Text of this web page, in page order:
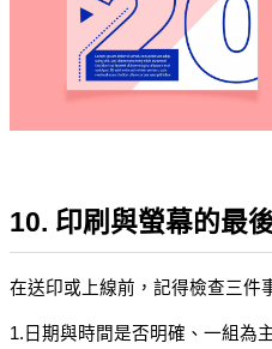
10. 印刷與螢幕的最
在送印或上線前，記得檢查三件
1.日期與時間是否明確、一組為